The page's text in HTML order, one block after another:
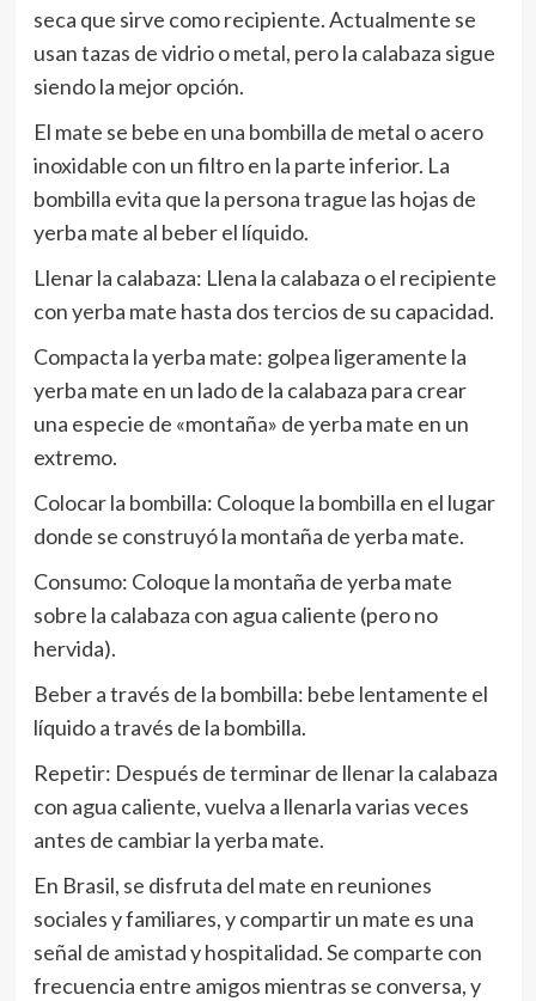
seca que sirve como recipiente. Actualmente se
usan tazas de vidrio o metal, pero la calabaza sigue
siendo la mejor opción.
El mate se bebe en una bombilla de metal o acero
inoxidable con un filtro en la parte inferior. La
bombilla evita que la persona trague las hojas de
yerba mate al beber el líquido.
Llenar la calabaza: Llena la calabaza o el recipiente
con yerba mate hasta dos tercios de su capacidad.
Compacta la yerba mate: golpea ligeramente la
yerba mate en un lado de la calabaza para crear
una especie de «montaña» de yerba mate en un
extremo.
Colocar la bombilla: Coloque la bombilla en el lugar
donde se construyó la montaña de yerba mate.
Consumo: Coloque la montaña de yerba mate
sobre la calabaza con agua caliente (pero no
hervida).
Beber a través de la bombilla: bebe lentamente el
líquido a través de la bombilla.
Repetir: Después de terminar de llenar la calabaza
con agua caliente, vuelva a llenarla varias veces
antes de cambiar la yerba mate.
En Brasil, se disfruta del mate en reuniones
sociales y familiares, y compartir un mate es una
señal de amistad y hospitalidad. Se comparte con
frecuencia entre amigos mientras se conversa, y